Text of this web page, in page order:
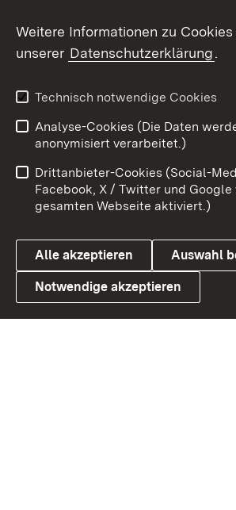
X / Twitter
Youtube
Link zum Landesportal
Impressum
Kontakt
Barrierefreiheit
Cookies
Weitere Informationen zu
unserer Datenschutzerklärung.
Technisch notwendige Cookies
Analyse-Cookies (Die Daten
anonymisiert verarbeitet.)
Drittanbieter-Cookies (Social-
Facebook, X / Twitter und
gesamten Webseite aktiviert.)
Alle akzeptieren Auswahl
Notwendige akzeptieren